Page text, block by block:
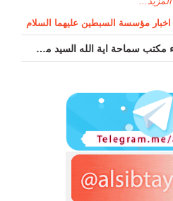
اخبار مؤسسة السبطين عليهما السلام
تقرير مصوّر - موكب عزاء مکتب سماحة اية الله السيد مرتضى الموسوي الاصفهاني في يوم إستشهاد السيدة فاطم...